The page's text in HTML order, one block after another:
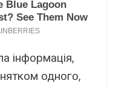
інформація,
одного,